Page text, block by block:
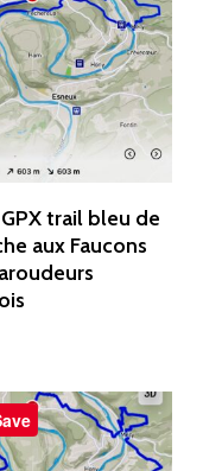
Ajouter Au Panier
trail bleu de
aux Faucons